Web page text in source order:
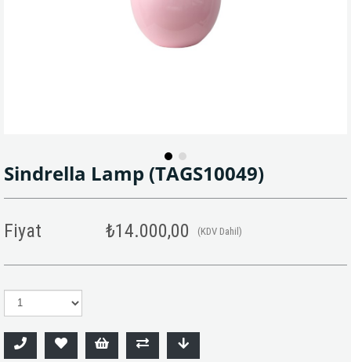
Sindrella Lamp (TAGS10049)
Fiyat ₺14.000,00 (KDV Dahil)